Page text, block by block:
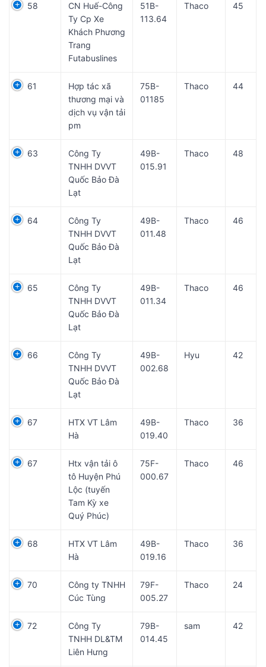
58
CN Huế-Công
Ty Cp Xe
Khách Phương
Trang
Futabuslines
51B-
113.64
Thaco 45
61
Hợp tác xã
thương mại và
dịch vụ vận tải
pm
75B-
01185
Thaco 44
63
Công Ty
TNHH DVVT
Quốc Bảo Đà
Lạt
49B-
015.91
Thaco 48
64
Công Ty
TNHH DVVT
Quốc Bảo Đà
Lạt
49B-
011.48
Thaco 46
65
Công Ty
TNHH DVVT
Quốc Bảo Đà
Lạt
49B-
011.34
Thaco 46
66
Công Ty
TNHH DVVT
Quốc Bảo Đà
Lạt
49B-
002.68
Hyu 42
67
HTX VT Lâm
Hà
49B-
019.40
Thaco 36
67
Htx vận tải ô
tô Huyện Phú
Lộc (tuyến
Tam Kỳ xe
Quý Phúc)
75F-
000.67
Thaco 46
68
HTX VT Lâm
Hà
49B-
019.16
Thaco 36
70
Công ty TNHH
Cúc Tùng
79F-
005.27
Thaco 24
72
Công Ty
TNHH DL&TM
Liên Hưng
79B-
014.45
sam 42